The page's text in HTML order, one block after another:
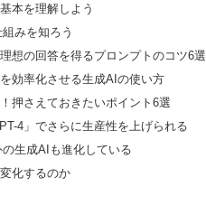
本を理解しよう
みを知ろう
想の回答を得るプロンプトのコツ6選
効率化させる生成AIの使い方
押さえておきたいポイント6選
4」でさらに生産性を上げられる
生成AIも進化している
化するのか